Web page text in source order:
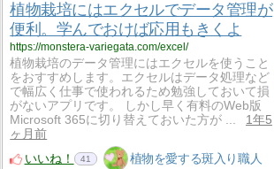
植物栽培にはエクセルでデータ管理が
便利。学んでおけば応用もきくよ
https://monstera-variegata.com/excel/
植物栽培のデータ管理にはエクセルを使うこと
をおすすめします。エクセルはデータ処理など
で幅広く仕事で使われるため勉強しておいて損
がないアプリです。 しかし早く有料のWeb版
Microsoft 365に切り替えておいた方が ...
1年5
ヶ月前
いいね！
41 植物を愛する斑入り職人